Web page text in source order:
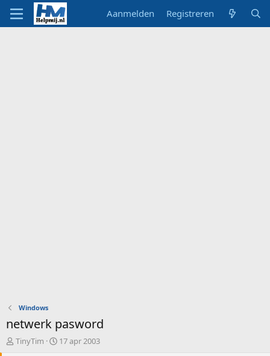
Aanmelden Registreren
Windows
netwerk pasword
O
TinyTim
S17 apr 2003